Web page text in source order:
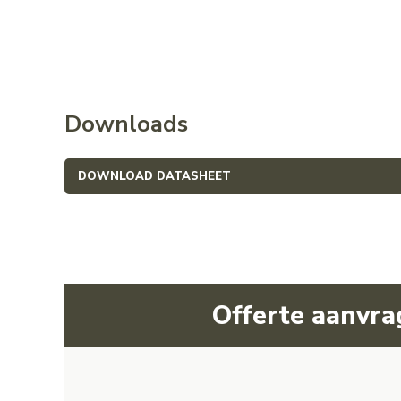
Downloads
DOWNLOAD DATASHEET
Offerte